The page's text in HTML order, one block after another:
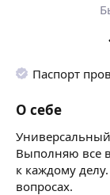
Паспорт
О себе
Выполняю все
к каждому
вопросах.